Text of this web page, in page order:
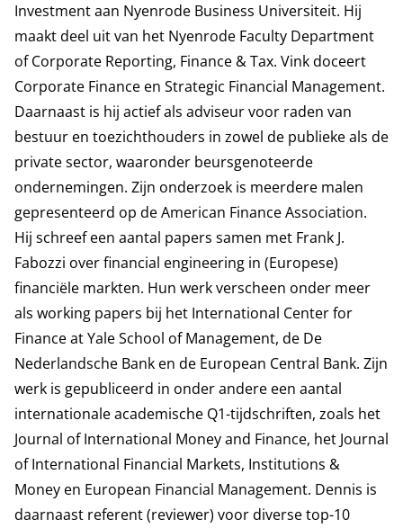
Investment aan Nyenrode Business Universiteit. Hij
maakt deel uit van het Nyenrode Faculty Department
of Corporate Reporting, Finance & Tax. Vink doceert
Corporate Finance en Strategic Financial Management.
Daarnaast is hij actief als adviseur voor raden van
bestuur en toezichthouders in zowel de publieke als de
private sector, waaronder beursgenoteerde
ondernemingen. Zijn onderzoek is meerdere malen
gepresenteerd op deAmerican Finance Association.
Hij schreef een aantal papers samen met Frank J.
Fabozzi over financial engineering in (Europese)
financiële markten. Hun werk verscheen onder meer
als working papers bij het International Center for
Finance at Yale School of Management, de De
Nederlandsche Bank en de European Central Bank. Zijn
werk is gepubliceerd in onder andere een aantal
internationale academische Q1-tijdschriften, zoals het
Journal of International Money and Finance, het Journal
of International Financial Markets, Institutions &
Money en European Financial Management. Dennis is
daarnaast referent (reviewer) voor diverse top-10